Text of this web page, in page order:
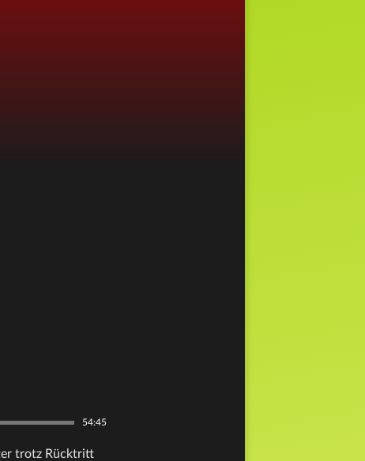
54:45
trotz Rücktritt